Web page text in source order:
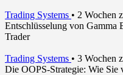
Trading Systems • 2 Wochen
Entschlüsselung von
Trader
Trading Systems • 3 Wochen
Die OOPS-Strategie: Wie Sie